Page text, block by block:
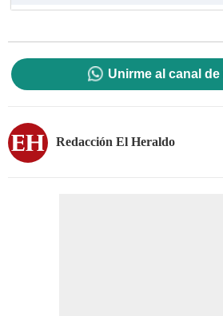
Unirme al canal
Redacción El Heraldo